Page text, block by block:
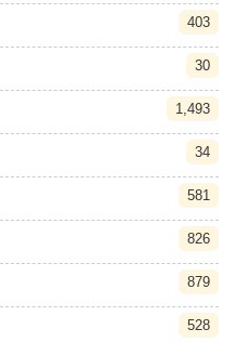
403
30
1,493
34
581
826
879
528